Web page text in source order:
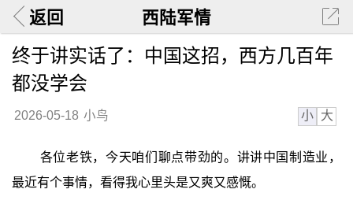
返回 西陆军情
终于讲实话了：中国这招，西方几百年
都没学会
2026-05-18 小鸟 小 大
各位老铁，今天咱们聊点带劲的。讲讲中国制造业，
最近有个事情，看得我心里头是又爽又感慨。